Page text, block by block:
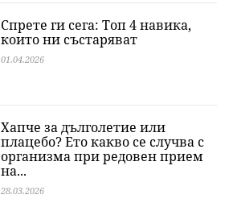
Спрете ги сега: Топ 4 навика,
които ни състаряват
01.04.2026
Хапче за дълголетие или
плацебо? Ето какво се случва с
организма при редовен прием
на...
28.03.2026